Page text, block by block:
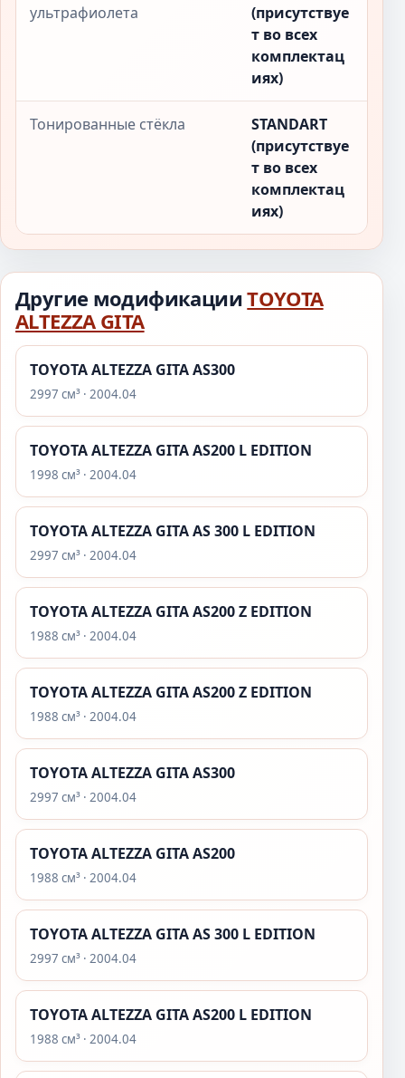
ультрафиолета
(присутствуе
т во всех
комплектац
иях)
Тонированные стёкла
STANDART
(присутствуе
т во всех
комплектац
иях)
Другие модификацииTOYOTA
ALTEZZA GITA
TOYOTA ALTEZZA GITA AS300
2997 см³ · 2004.04
TOYOTA ALTEZZA GITA AS200 L EDITION
1998 см³ · 2004.04
TOYOTA ALTEZZA GITA AS 300 L EDITION
2997 см³ · 2004.04
TOYOTA ALTEZZA GITA AS200 Z EDITION
1988 см³ · 2004.04
TOYOTA ALTEZZA GITA AS200 Z EDITION
1988 см³ · 2004.04
TOYOTA ALTEZZA GITA AS300
2997 см³ · 2004.04
TOYOTA ALTEZZA GITA AS200
1988 см³ · 2004.04
TOYOTA ALTEZZA GITA AS 300 L EDITION
2997 см³ · 2004.04
TOYOTA ALTEZZA GITA AS200 L EDITION
1988 см³ · 2004.04